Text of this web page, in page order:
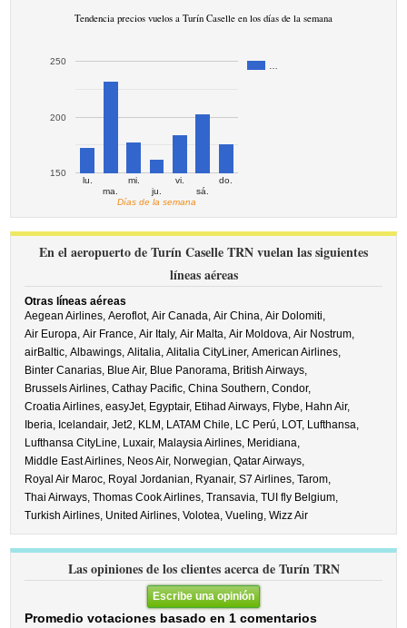
Tendencia precios vuelos a Turín Caselle en los días de la semana
lu.
ma.
mi.
ju.
vi.
sá.
do.
150
200
250
Días de la semana
En el aeropuerto de Turín Caselle TRN vuelan las siguientes
líneas aéreas
Otras líneas aéreas
Aegean Airlines,Aeroflot,Air Canada,Air China,Air Dolomiti,
Air Europa,Air France,Air Italy,Air Malta,Air Moldova,Air Nostrum,
airBaltic,Albawings,Alitalia,Alitalia CityLiner,American Airlines,
Binter Canarias, Blue Air, Blue Panorama, British Airways,
Brussels Airlines,Cathay Pacific,China Southern,Condor,
Croatia Airlines,easyJet, Egyptair, Etihad Airways, Flybe, Hahn Air,
Iberia, Icelandair,Jet2, KLM, LATAM Chile, LC Perú, LOT, Lufthansa,
Lufthansa CityLine, Luxair, Malaysia Airlines, Meridiana,
Middle East Airlines, Neos Air, Norwegian,Qatar Airways,
Royal Air Maroc, Royal Jordanian, Ryanair,S7 Airlines,Tarom,
Thai Airways,Thomas Cook Airlines,Transavia,TUI fly Belgium,
Turkish Airlines, United Airlines,Volotea,Vueling,Wizz Air
Las opiniones de los clientes acerca de Turín TRN
Escribe una opinión
Promedio votaciones basado en 1 comentarios